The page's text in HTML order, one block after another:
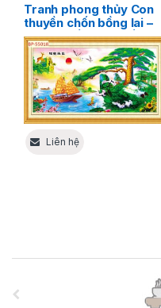
Tranh phong thủy Con
thuyền chốn bồng lai –
Nơi gửi gắm tâm hồn và
hy vọng
Liên hệ